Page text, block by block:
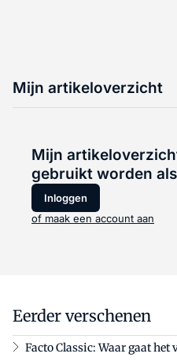
Mijn artikeloverzicht
Mijn
gebruikt worden
Inloggen
of maak een account aan
Eerder verschenen
Facto Classic: Waar gaat